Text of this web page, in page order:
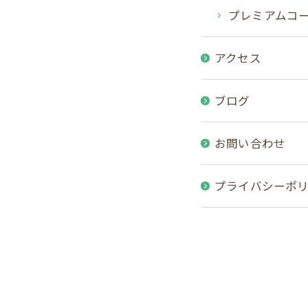
プレミアムコ
アクセス
ブログ
お問い合わせ
プライバシーポ